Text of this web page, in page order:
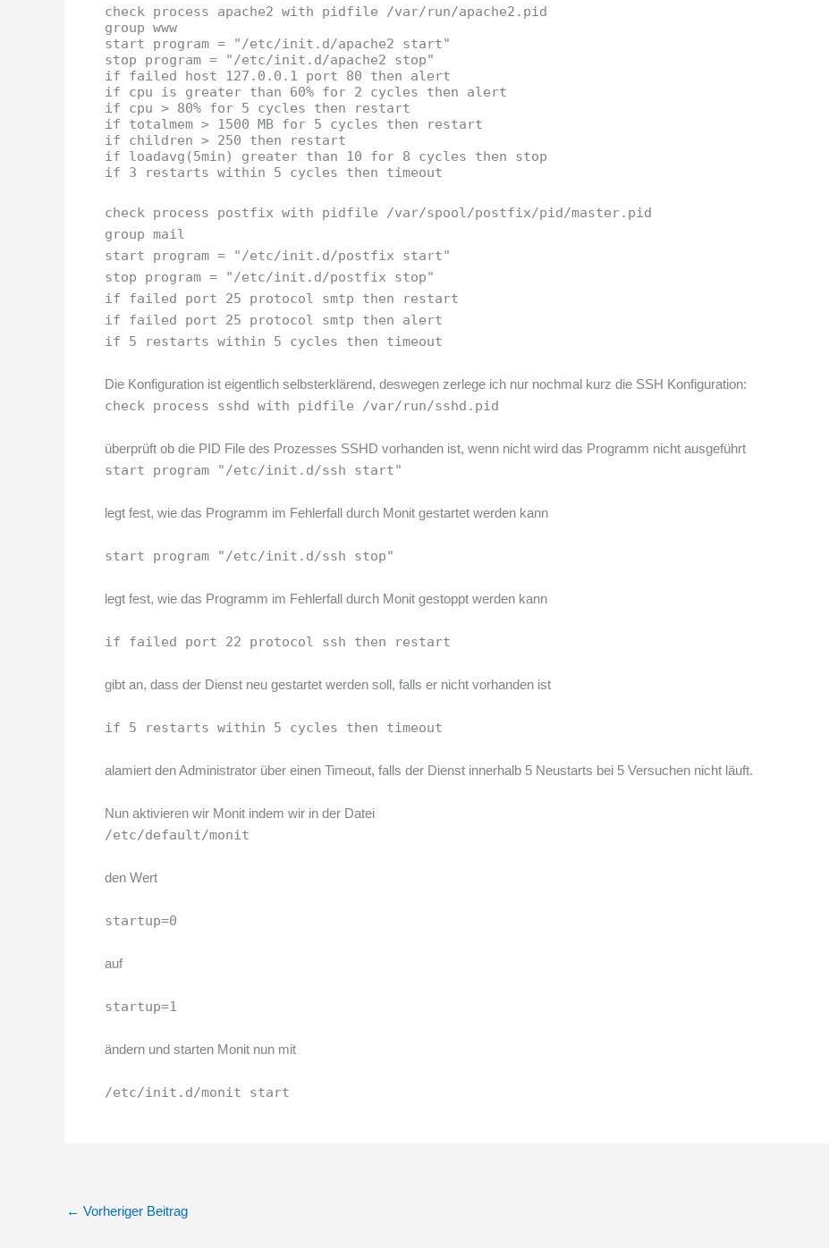
check process apache2 with pidfile /var/run/apache2.pid
group www
start program = "/etc/init.d/apache2 start"
stop program = "/etc/init.d/apache2 stop"
if failed host 127.0.0.1 port 80 then alert
if cpu is greater than 60% for 2 cycles then alert
if cpu > 80% for 5 cycles then restart
if totalmem > 1500 MB for 5 cycles then restart
if children > 250 then restart
if loadavg(5min) greater than 10 for 8 cycles then stop
if 3 restarts within 5 cycles then timeout
check process postfix with pidfile /var/spool/postfix/pid/master.pid
group mail
start program = "/etc/init.d/postfix start"
stop program = "/etc/init.d/postfix stop"
if failed port 25 protocol smtp then restart
if failed port 25 protocol smtp then alert
if 5 restarts within 5 cycles then timeout
Die Konfiguration ist eigentlich selbsterklärend, deswegen zerlege ich nur nochmal kurz die SSH Konfiguration:
check process sshd with pidfile /var/run/sshd.pid
überprüft ob die PID File des Prozesses SSHD vorhanden ist, wenn nicht wird das Programm nicht ausgeführt
start program "/etc/init.d/ssh start"
legt fest, wie das Programm im Fehlerfall durch Monit gestartet werden kann
start program "/etc/init.d/ssh stop"
legt fest, wie das Programm im Fehlerfall durch Monit gestoppt werden kann
if failed port 22 protocol ssh then restart
gibt an, dass der Dienst neu gestartet werden soll, falls er nicht vorhanden ist
if 5 restarts within 5 cycles then timeout
alamiert den Administrator über einen Timeout, falls der Dienst innerhalb 5 Neustarts bei 5 Versuchen nicht läuft.
Nun aktivieren wir Monit indem wir in der Datei
/etc/default/monit
den Wert
startup=0
auf
startup=1
ändern und starten Monit nun mit
/etc/init.d/monit start
← Vorheriger Beitrag